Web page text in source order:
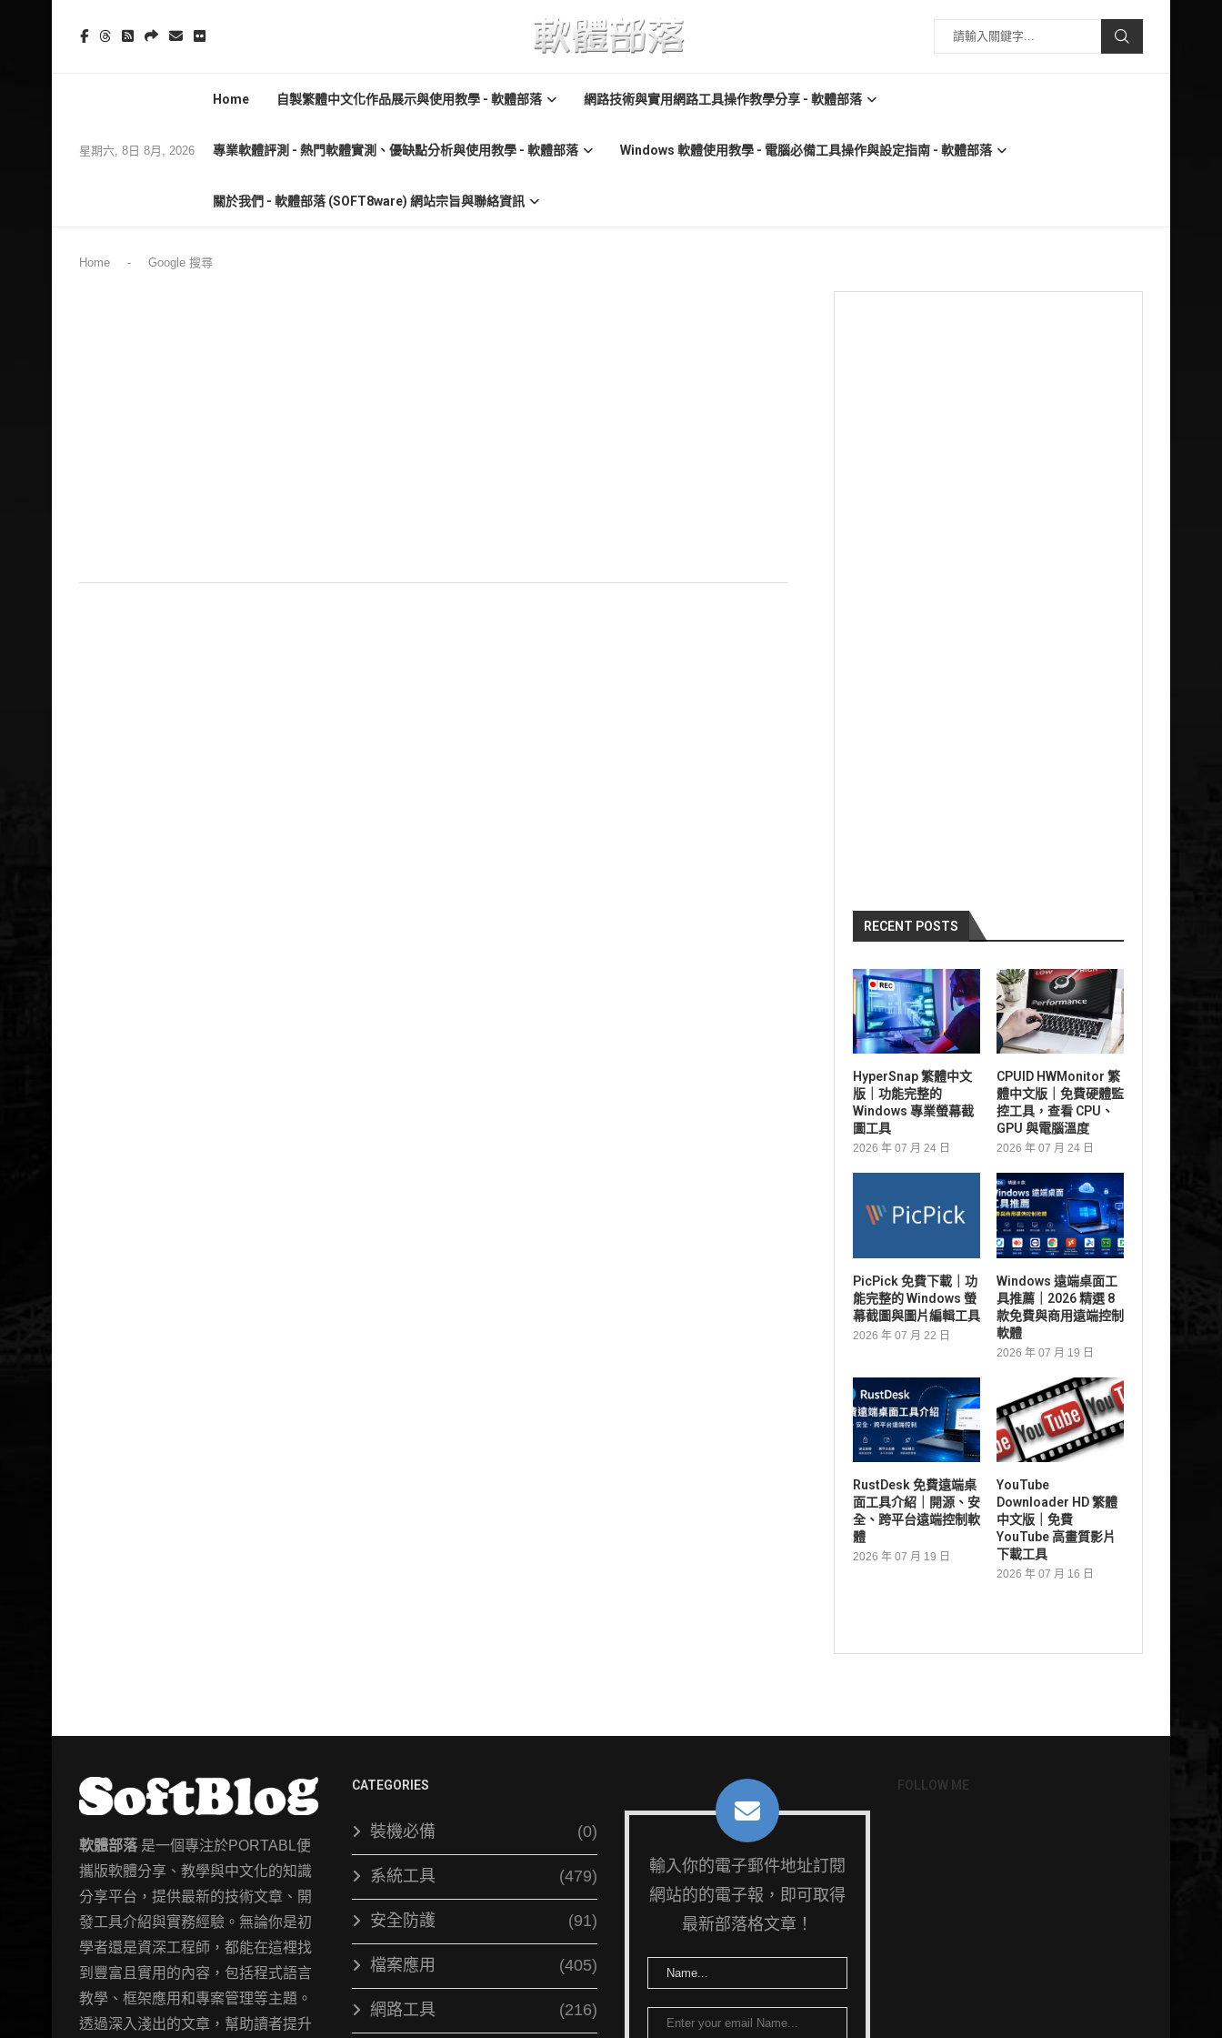
星期六, 8日 8月, 2026
Home 自製繁體中文化作品展示與使用教學 - 軟體部落 網路技術與實用網路工具操作教學分享 - 軟體部落
專業軟體評測 - 熱門軟體實測、優缺點分析與使用教學 - 軟體部落 Windows 軟體使用教學 - 電腦必備工具操作與設定指南 - 軟體部落
關於我們 - 軟體部落 (SOFT8ware) 網站宗旨與聯絡資訊
Home - Google 搜尋
RECENT POSTS
HyperSnap 繁體中文
版｜功能完整的
Windows 專業螢幕截
圖工具
2026 年 07 月 24 日
CPUID HWMonitor 繁
體中文版｜免費硬體監
控工具，查看 CPU、
GPU 與電腦溫度
2026 年 07 月 24 日
PicPick 免費下載｜功
能完整的 Windows 螢
幕截圖與圖片編輯工具
2026 年 07 月 22 日
Windows 遠端桌面工
具推薦｜2026 精選 8
款免費與商用遠端控制
軟體
2026 年 07 月 19 日
RustDesk 免費遠端桌
面工具介紹｜開源、安
全、跨平台遠端控制軟
體
2026 年 07 月 19 日
YouTube
Downloader HD 繁體
中文版｜免費
YouTube 高畫質影片
下載工具
2026 年 07 月 16 日
軟體部落是一個專注於PORTABL便
攜版軟體分享、教學與中文化的知識
分享平台，提供最新的技術文章、開
發工具介紹與實務經驗。無論你是初
學者還是資深工程師，都能在這裡找
到豐富且實用的內容，包括程式語言
教學、框架應用和專案管理等主題。
透過深入淺出的文章，幫助讀者提升
CATEGORIES
裝機必備 (0)
系統工具 (479)
安全防護 (91)
檔案應用 (405)
網路工具 (216)
輸入你的電子郵件地址訂閱
網站的的電子報，即可取得
最新部落格文章！
FOLLOW ME